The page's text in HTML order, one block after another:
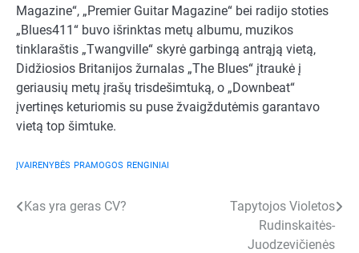
Magazine“, „Premier Guitar Magazine“ bei radijo stoties
„Blues411“ buvo išrinktas metų albumu, muzikos
tinklaraštis „Twangville“ skyrė garbingą antrąją vietą,
Didžiosios Britanijos žurnalas „The Blues“ įtraukė į
geriausių metų įrašų trisdešimtuką, o „Downbeat“
įvertinęs keturiomis su puse žvaigždutėmis garantavo
vietą top šimtuke.
ĮVAIRENYBĖS PRAMOGOS RENGINIAI
Navigacija
Kas yra geras CV?
Tapytojos Violetos
Rudinskaitės-
Juodzevičienės